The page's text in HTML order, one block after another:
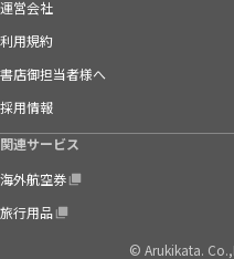
運営会社
利用規約
書店御担当者様へ
採用情報
関連サービス
海外航空券
旅行用品
© Arukikata.